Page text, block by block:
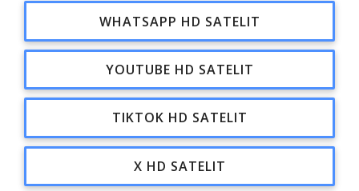
WHATSAPP HD SATELIT
YOUTUBE HD SATELIT
TIKTOK HD SATELIT
X HD SATELIT